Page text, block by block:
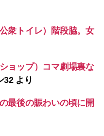
衆トイレ）階段脇。女
ョップ）コマ劇場裏な
32より
最後の賑わいの頃に開